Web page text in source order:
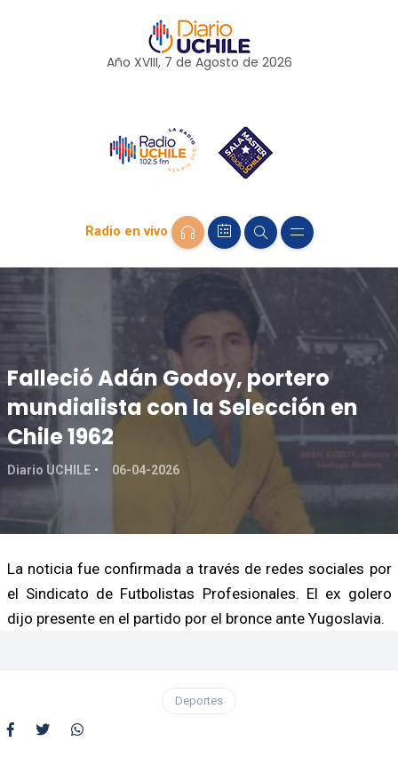
Año XVIII, 7 de Agosto de 2026
Radio en vivo
Falleció Adán Godoy, portero
mundialista con la Selección en
Chile 1962
Diario UCHILE 06-04-2026
La noticia fue confirmada a través de redes sociales por
el Sindicato de Futbolistas Profesionales. El ex golero
dijo presente en el partido por el bronce ante Yugoslavia.
Deportes